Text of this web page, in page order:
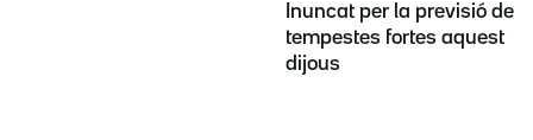
Inuncat per la previsió de
tempestes fortes aquest
dijous